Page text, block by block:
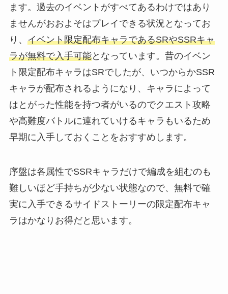
ます。過去のイベントがすべてあるわけではあり
ませんがおおよそはプレイできる状況となってお
り、 イベント限定配布キャラであるSRやSSRキャ
ラが無料で入手可能となっています。昔のイベン
ト限定配布キャラはSRでしたが、いつからかSSR
キャラが配布されるようになり、キャラによって
はとがった性能を持つ者がいるのでクエスト攻略
や高難度バトルに連れていけるキャラもいるため
早期に入手しておくことをおすすめします。
序盤は各属性でSSRキャラだけで編成を組むのも
難しいほど手持ちが少ない状態なので、無料で確
実に入手できるサイドストーリーの限定配布キャ
ラはかなりお得だと思います。